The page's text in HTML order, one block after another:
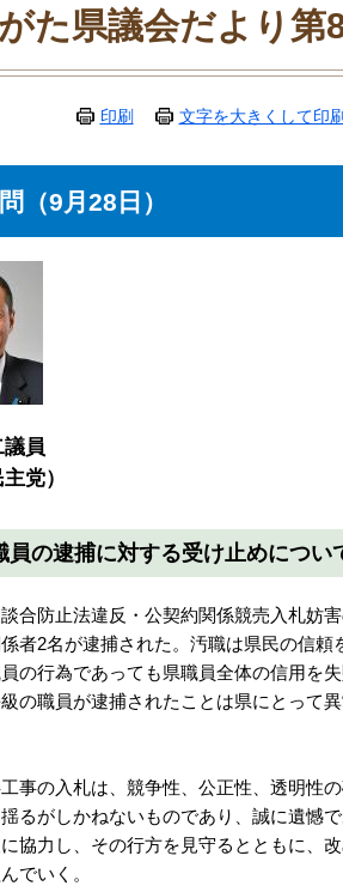
た県議会だより第
印刷 文字を大きくして印刷
（9月28日）
議員
党）
員の逮捕に対する受け止めについ
合防止法違反・公契約関係競売入札妨
者2名が逮捕された。汚職は県民の信頼
の行為であっても県職員全体の信用を
の職員が逮捕されたことは県にとって
事の入札は、競争性、公正性、透明性
るがしかねないものであり、誠に遺憾で
協力し、その行方を見守るとともに、
でいく。